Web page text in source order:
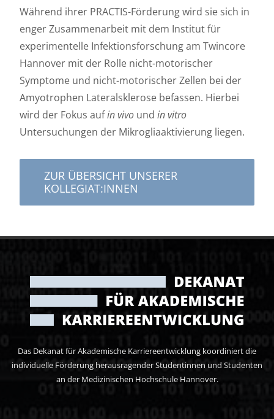
Während ihrer PRACTIS-Förderung wird sie sich in
enger Zusammenarbeit mit dem Institut für
experimentelle Infektionsforschung am Twincore
Hannover mit der Rolle nicht-motorischer
Symptome und nicht-motorischer Zellen bei der
Amyotrophen Lateralsklerose befassen. Hierbei
wird der Fokus aufin vivo undin vitro
Untersuchungen der Mikrogliaaktivierung liegen.
ZUR ÜBERSICHT UNSERER
KOLLEGIAT:INNEN
Das Dekanat für Akademische Karriereentwicklung koordiniert die
individuelle Förderung herausragender Studentinnen und Studenten
an der Medizinischen Hochschule Hannover.